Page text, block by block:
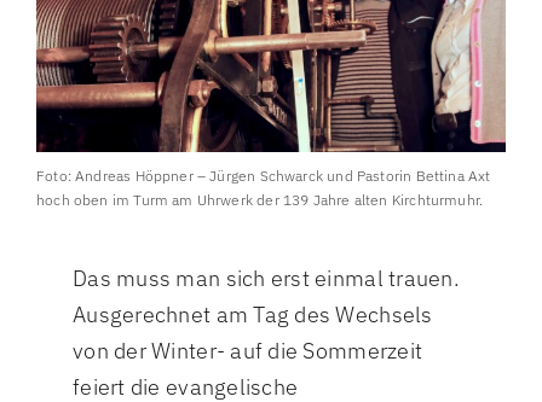
Foto: Andreas Höppner – Jürgen Schwarck und Pastorin Bettina Axt
hoch oben im Turm am Uhrwerk der 139 Jahre alten Kirchturmuhr.
Das muss man sich erst einmal trauen.
Ausgerechnet am Tag des Wechsels
von der Winter- auf die Sommerzeit
feiert die evangelische